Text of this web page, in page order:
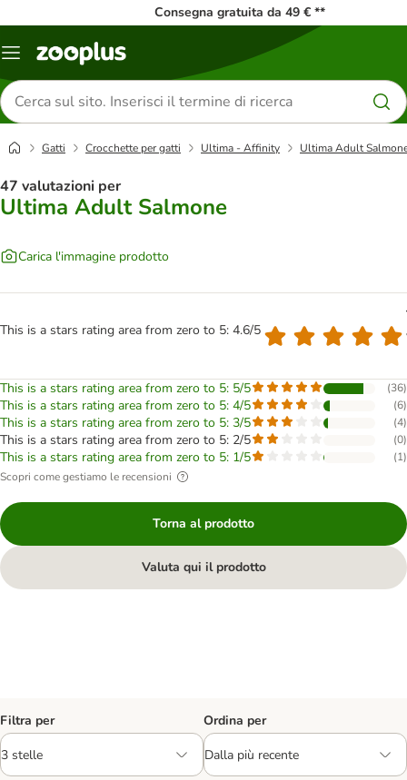
Consegna gratuita da 49 € **
Overview
Cerca
prodotti
Gatti Crocchette per gatti Ultima - Affinity Ultima Adult
47 valutazioni per
Ultima Adult Salmone
Carica l'immagine prodotto
This is a stars rating area from zero to 5: 4.6/5
This is a stars rating area from zero to 5: 5/5 (36)
This is a stars rating area from zero to 5: 4/5 (6)
This is a stars rating area from zero to 5: 3/5 (4)
This is a stars rating area from zero to 5: 2/5 (0)
This is a stars rating area from zero to 5: 1/5 (1)
Scopri come gestiamo le recensioni
Torna al prodotto
Valuta qui il prodotto
Filtra per Ordina per